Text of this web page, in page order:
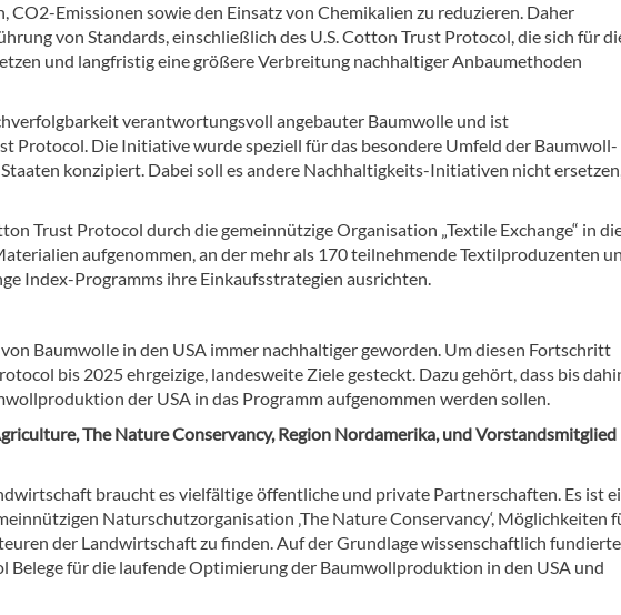
CO2-Emissionen sowie den Einsatz von Chemikalien zu reduzieren. Daher
von Standards, einschließlich des U.S. Cotton Trust Protocol, die sich für
und langfristig eine größere Verbreitung nachhaltiger Anbaumethoden
verantwortungsvoll angebauter Baumwolle und ist
Protocol. Die Initiative wurde speziell für das besondere Umfeld der Baumwoll-
konzipiert. Dabei soll es andere Nachhaltigkeits-Initiativen nicht
Trust Protocol durch die gemeinnützige Organisation „Textile Exchange“ in
aufgenommen, an der mehr als 170 teilnehmende Textilproduzenten
Index-Programms ihre Einkaufsstrategien ausrichten.
Baumwolle in den USA immer nachhaltiger geworden. Um diesen Fortschritt
bis 2025 ehrgeizige, landesweite Ziele gesteckt. Dazu gehört, dass bis
der USA in das Programm aufgenommen werden sollen.
The Nature Conservancy, Region Nordamerika, und Vorstandsmitglied
braucht es vielfältige öffentliche und private Partnerschaften. Es ist
Naturschutzorganisation ‚The Nature Conservancy‘, Möglichkeiten
der Landwirtschaft zu finden. Auf der Grundlage wissenschaftlich
Belege für die laufende Optimierung der Baumwollproduktion in den USA und